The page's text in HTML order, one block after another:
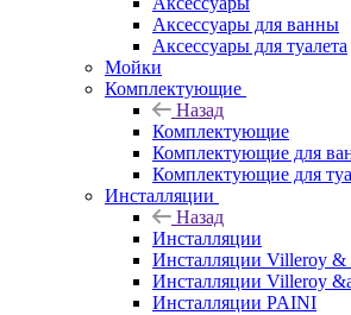
Аксессуары для ванны
Аксессуары для туалета
Мойки
Комплектующие
Назад
Комплектующие
Комплектующие для
Комплектующие для
Инсталляции
Назад
Инсталляции
Инсталляции Villeroy &
Инсталляции Villeroy
Инсталляции PAINI